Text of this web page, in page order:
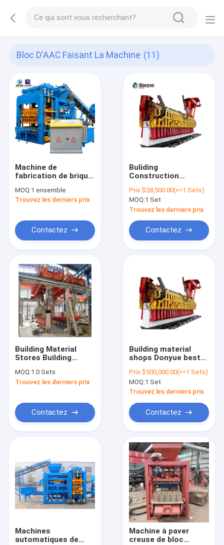
Bloc D'AAC Faisant La Machine (11)
Machine de
fabrication de brique
de tout neuf Qt12-15
solide cavité
aux Etats-Unis
MOQ:1 ensemble
Trouvez les derniers prix
Contactez
Buliding
Construction
Block Machine
Factory AAC Block
Manufacturers AAC
Aerated Concrete
Block Production
Line
Prix:$28,500.00(>=1 Sets)
MOQ:1 Set
Trouvez les derniers prix
Contactez
Building Material
Stores Building
Plant Autoclave
Aerated Concrete
MOQ:1.0 Sets
Trouvez les derniers prix
Contactez
Building material
shops Donyue best
making machine light
block machine
factory
Prix:$500,000.00(>=1 Sets)
MOQ:1 Set
Trouvez les derniers prix
Contactez
Machines
automatiques de
Machine à paver
creuse de bloc